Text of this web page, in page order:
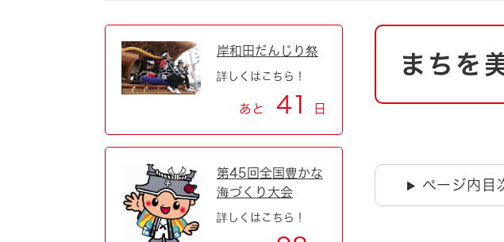
道路・河川・交通 まちづくり
国際交流 まちを
ページ内目
岸和田だんじり祭
詳しくはこちら！
あと 41 日
第45回全国豊かな
海づくり大会
詳しくはこちら！